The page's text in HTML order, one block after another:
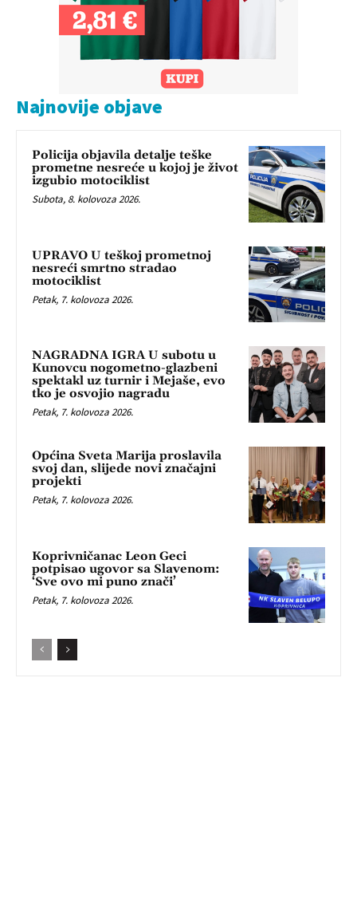
Najnovije objave
Policija objavila detalje teške
prometne nesreće u kojoj je život
izgubio motociklist
Subota, 8. kolovoza 2026.
UPRAVO U teškoj prometnoj
nesreći smrtno stradao
motociklist
Petak, 7. kolovoza 2026.
NAGRADNA IGRA U subotu u
Kunovcu nogometno-glazbeni
spektakl uz turnir i Mejaše, evo
tko je osvojio nagradu
Petak, 7. kolovoza 2026.
Općina Sveta Marija proslavila
svoj dan, slijede novi značajni
projekti
Petak, 7. kolovoza 2026.
Koprivničanac Leon Geci
potpisao ugovor sa Slavenom:
‘Sve ovo mi puno znači’
Petak, 7. kolovoza 2026.